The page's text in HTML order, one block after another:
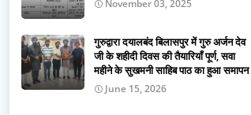
November 03, 2025
गुरुद्वारा दयालबंद बिलासपुर में गुरु अर्जन देव
जी के शहीदी दिवस की तैयारियाँ पूर्ण, सवा
महीने के सुखमनी साहिब पाठ का हुआ समापन
June 15, 2026